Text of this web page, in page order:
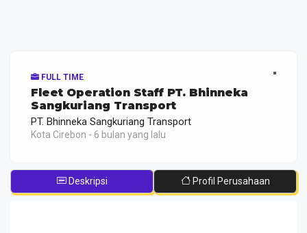
FULL TIME
Fleet Operation Staff PT. Bhinneka
Sangkuriang Transport
PT. Bhinneka Sangkuriang Transport
Kota Cirebon - 6 bulan yang lalu
Deskripsi Profil Perusahaan